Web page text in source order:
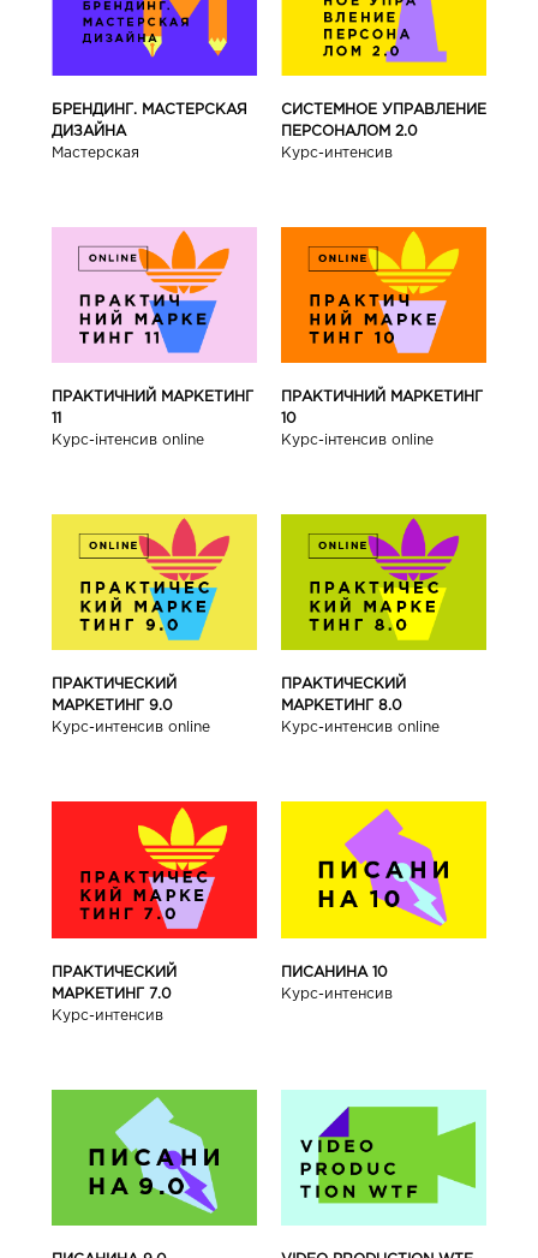
БРЕНДИНГ. МАСТЕРСКАЯ
ДИЗАЙНА
Мастерская
СИСТЕМНОЕ УПРАВЛЕНИЕ
ПЕРСОНАЛОМ 2.0
Курс-интенсив
ПРАКТИЧНИЙ МАРКЕТИНГ
11
Курс-інтенсив online
ПРАКТИЧНИЙ МАРКЕТИНГ
10
Курс-інтенсив online
ПРАКТИЧЕСКИЙ
МАРКЕТИНГ 9.0
Курс-интенсив online
ПРАКТИЧЕСКИЙ
МАРКЕТИНГ 8.0
Курс-интенсив online
ПРАКТИЧЕСКИЙ
МАРКЕТИНГ 7.0
Курс-интенсив
ПИСАНИНА 10
Курс-интенсив